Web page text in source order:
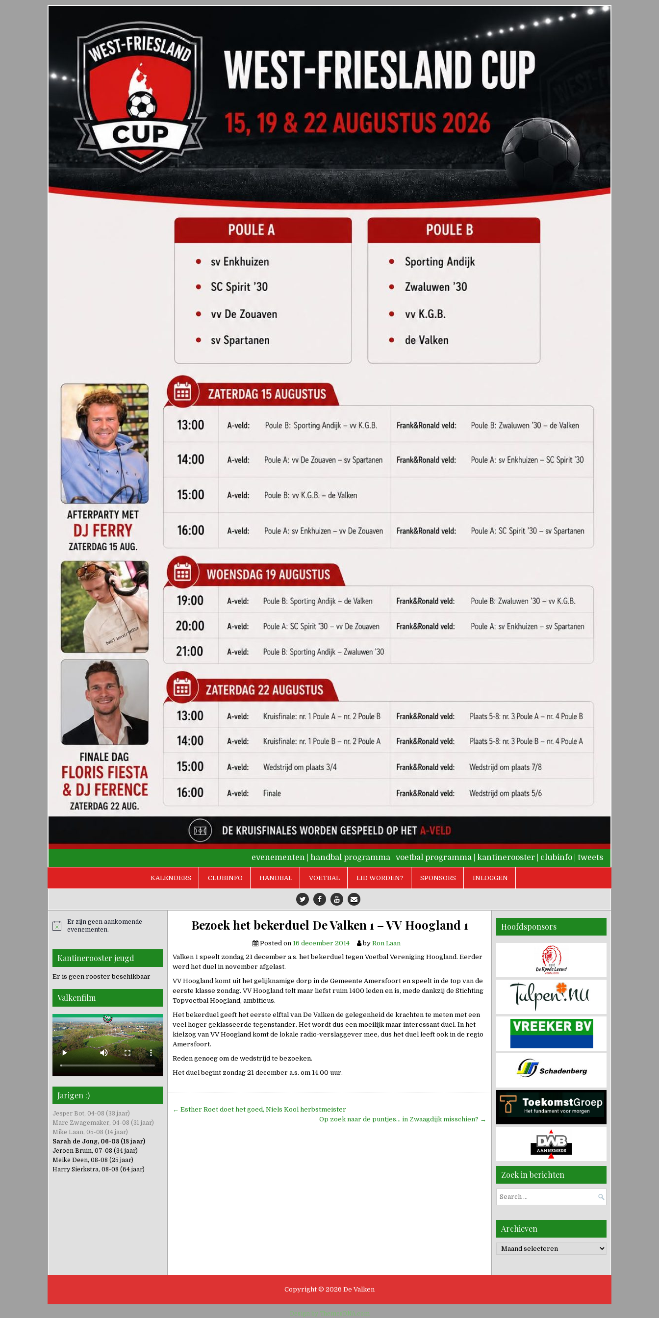
evenementen handbal programma voetbal programma kantinerooster clubinfo tweets
KALENDERS CLUBINFO HANDBAL VOETBAL LID WORDEN? SPONSORS INLOGGEN
Bezoek het bekerduel De Valken 1 – VV Hoogland 1
Posted on 16 december 2014 by Ron Laan
Valken 1 speelt zondag 21 december a.s. het bekerduel tegen Voetbal Vereniging Hoogland. Eerder
werd het duel in november afgelast.
VV Hoogland komt uit het gelijknamige dorp in de Gemeente Amersfoort en speelt in de top van de
eerste klasse zondag. VV Hoogland telt maar liefst ruim 1400 leden en is, mede dankzij de Stichting
Topvoetbal Hoogland, ambitieus.
Het bekerduel geeft het eerste elftal van De Valken de gelegenheid de krachten te meten met een
veel hoger geklasseerde tegenstander. Het wordt dus een moeilijk maar interessant duel. In het
kielzog van VV Hoogland komt de lokale radio-verslaggever mee, dus het duel leeft ook in de regio
Amersfoort.
Reden genoeg om de wedstrijd te bezoeken.
Het duel begint zondag 21 december a.s. om 14.00 uur.
Bericht
← Esther Roet doet het goed, Niels Kool herbstmeister
Op zoek naar de puntjes… in Zwaagdijk misschien? →
Er zijn geen aankomende
evenementen.
Kantinerooster jeugd
Er is geen rooster beschikbaar
Valkenfilm
Jarigen :)
Jesper Bot, 04-08 (33 jaar)
Marc Zwagemaker, 04-08 (31 jaar)
Mike Laan, 05-08 (14 jaar)
Sarah de Jong, 06-08 (18 jaar)
Jeroen Bruin, 07-08 (34 jaar)
Meike Deen, 08-08 (25 jaar)
Harry Sierkstra, 08-08 (64 jaar)
Hoofdsponsors
Zoek in berichten
Search
for:
Archieven
Archieven
Copyright © 2026 De Valken
Design by ThemesDNA.com